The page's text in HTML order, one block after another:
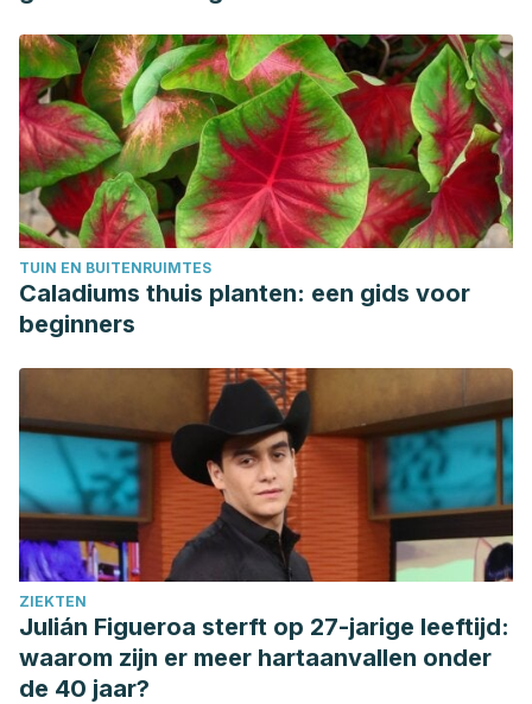
TUIN EN BUITENRUIMTES
Caladiums thuis planten: een gids voor
beginners
ZIEKTEN
Julián Figueroa sterft op 27-jarige leeftijd:
waarom zijn er meer hartaanvallen onder
de 40 jaar?